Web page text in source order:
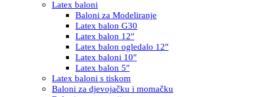
Latex baloni
Baloni za Modeliranje
Latex balon G30
Latex balon 12″
Latex balon ogledalo 12″
Latex baloni 10″
Latex balon 5″
Latex baloni s tiskom
Baloni za djevojačku i momačku